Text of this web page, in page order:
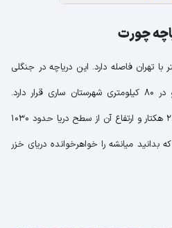
چورت
در حدود 350 کیلومتر با تهران فاصله دارد. این دریاچه در جنگلی
های چشم نواز چورت چهاردانگه و در 80 کیلومتری شهرستان ساری قرار دارد.
مساحت کلی دریاچه زیبای چورت 2.5 هکتار و ارتفاع آن از سطح دریا حدود 1030
بدانید میانشه را خواهرخوانده دریای خزر